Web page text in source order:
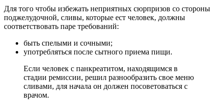
Для того чтобы избежать неприятных сюрпризов со стороны
поджелудочной, сливы, которые ест человек, должны
соответствовать паре требований:
быть спелыми и сочными;
употребляться после сытного приема пищи.
Если человек с панкреатитом, находящимся в
стадии ремиссии, решил разнообразить свое меню
сливами, для начала он должен посоветоваться с
врачом.